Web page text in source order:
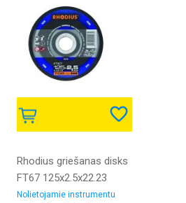
Rhodius griešanas disks
FT67 125x2.5x22.23
Nolietojamie instrumentu